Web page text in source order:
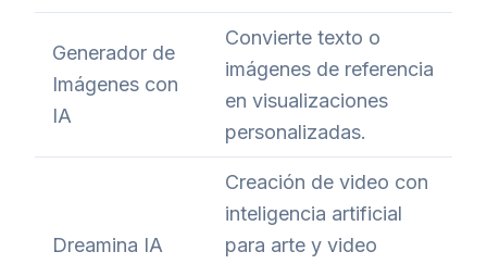
Generador de
Imágenes con
IA
Convierte texto o
imágenes de referencia
en visualizaciones
personalizadas.
Dreamina IA
Creación de video con
inteligencia artificial
para arte y video